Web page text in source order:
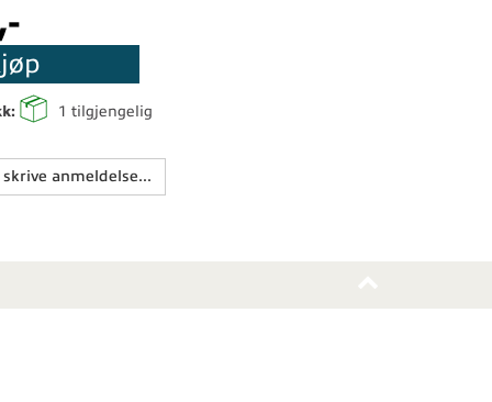
anmeldelse...
1 tilgjengelig